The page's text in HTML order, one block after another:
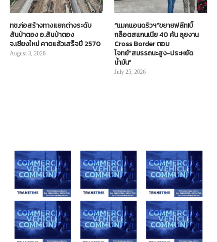
ทช.ก่อสร้างทางแยกต่างระดับ
สันป่าตอง อ.สันป่าตอง
จ.เชียงใหม่ คาดแล้วเสร็จปี 2570
August 3, 2026
“แมคแอนดริวฯ”ขยายฟลีท!บิ๊
กล็อตสแกนเนีย 40 คัน ลุยงาน
Cross Border ตอบ
โจทย์“สมรรถนะสูง-ประหยัด
น้ำมัน”
July 25, 2026